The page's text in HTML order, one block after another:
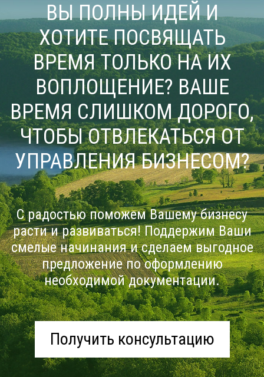
ВЫ ПОЛНЫ ИДЕЙ И
ХОТИТЕ ПОСВЯЩАТЬ
ВРЕМЯ ТОЛЬКО НА ИХ
ВОПЛОЩЕНИЕ? ВАШЕ
ВРЕМЯ СЛИШКОМ ДОРОГО,
ЧТОБЫ ОТВЛЕКАТЬСЯ ОТ
УПРАВЛЕНИЯ БИЗНЕСОМ?
С радостью поможем Вашему бизнесу
расти и развиваться! Поддержим Ваши
смелые начинания и сделаем выгодное
предложение по оформлению
необходимой документации.
Получить консультацию